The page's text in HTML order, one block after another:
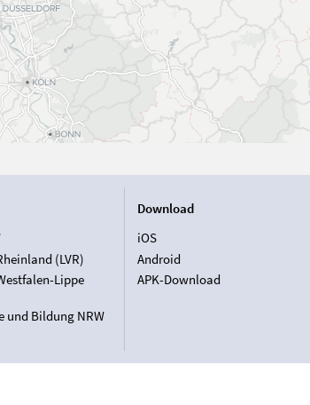
(LVR)
Lippe
und Bildung NRW
Download
iOS
Android
APK-Download